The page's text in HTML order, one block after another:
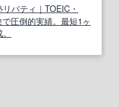
バティ｜TOEIC・
圧倒的実績。最短1ヶ